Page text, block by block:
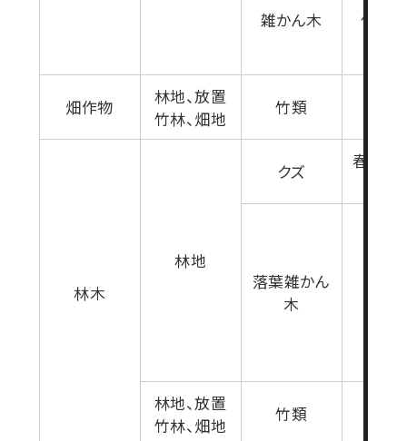
雑かん木 伐採
畑作物
林地、放置
竹林、畑地
竹類
林木
林地
クズ
春期又
落葉雑かん
木
林地、放置
竹林、畑地
竹類